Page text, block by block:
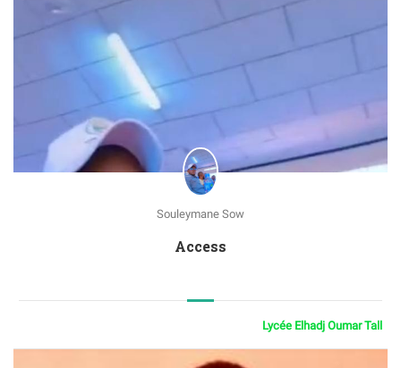
Souleymane Sow
Access
Lycée Elhadj Oumar Tall